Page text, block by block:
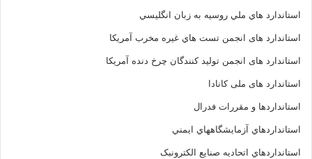
استاندارد هاي ملي روسيه به زبان انگليسي
استاندارد های انجمن تست هاي غيره مخرب آمريکا
استاندارد های انجمن توليد کنندگان چرخ دنده آمريکا
استاندارد های ملی کانادا
استانداردها و مقررات فدرال
استانداردهاي آزمايشگاههاي ايمني
استانداردهاي اتحاديه صنايع الکترونبک